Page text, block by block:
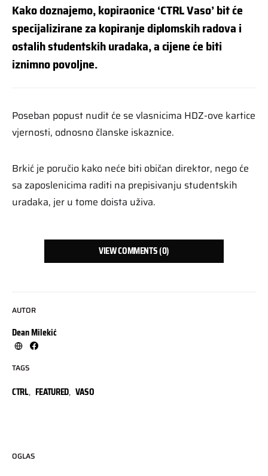
AUTOR
Dean Milekić
TAGS
CTRL, FEATURED, VASO
Kako doznajemo, kopiraonice ‘CTRL Vaso’ bit će
specijalizirane za kopiranje diplomskih radova i
ostalih studentskih uradaka, a cijene će biti
iznimno povoljne.
Poseban popust nudit će se vlasnicima HDZ-ove kartice
vjernosti, odnosno članske iskaznice.
Brkić je poručio kako neće biti običan direktor, nego će
sa zaposlenicima raditi na prepisivanju studentskih
uradaka, jer u tome doista uživa.
VIEW COMMENTS (0)
OGLAS